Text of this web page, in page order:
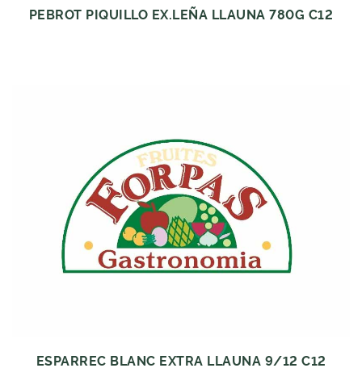
PEBROT PIQUILLO EX.LEÑA LLAUNA 780G C12
ESPARREC BLANC EXTRA LLAUNA 9/12 C12